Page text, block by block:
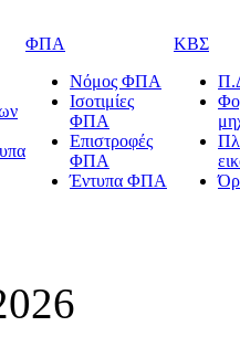
ΦΠΑ
Νόμος ΦΠΑ
Ισοτιμίες
ΦΠΑ
Επιστροφές
ΦΠΑ
Έντυπα ΦΠΑ
ΚΒΣ